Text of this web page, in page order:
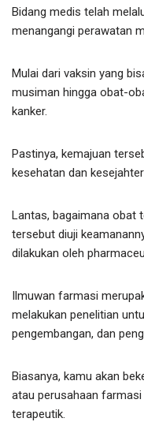
Bidang medis telah
menangangi perawatan
Mulai dari vaksin yang
musiman hingga obat-
kanker.
Pastinya, kemajuan
kesehatan dan
Lantas, bagaimana obat
tersebut diuji
dilakukan oleh
Ilmuwan farmasi
melakukan penelitian
pengembangan, dan
Biasanya, kamu akan
atau perusahaan
terapeutik.